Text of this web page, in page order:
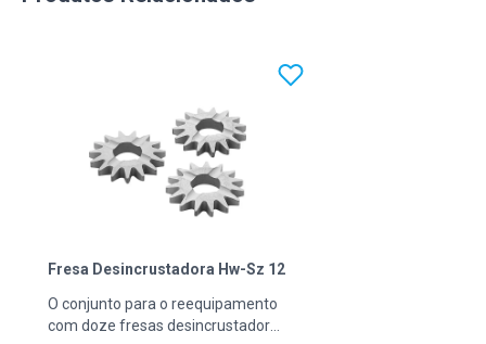
Fresa Desincrustadora Hw-Sz 12
O conjunto para o reequipamento
com doze fresas desincrustadoras